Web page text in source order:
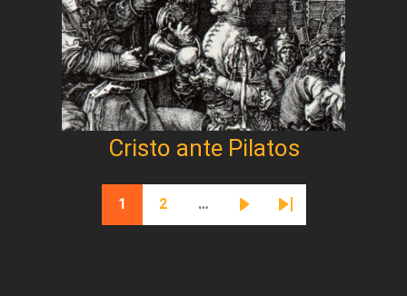
Cristo ante Pilatos
Paginación
Página actual
1
Página
2 …
Siguiente página
Última página